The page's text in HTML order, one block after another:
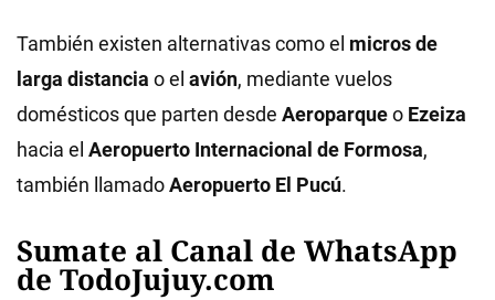
También existen alternativas como el micros de
larga distancia o el avión, mediante vuelos
domésticos que parten desde Aeroparqueo Ezeiza
hacia el Aeropuerto Internacional de Formosa,
también llamadoAeropuerto El Pucú.
Sumate al Canal de WhatsApp
de TodoJujuy.com